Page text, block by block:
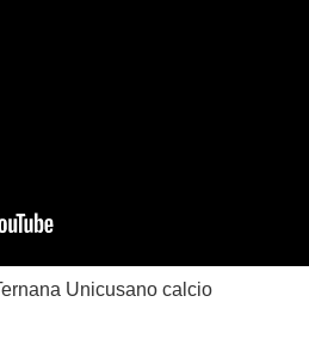
Unicusano calcio